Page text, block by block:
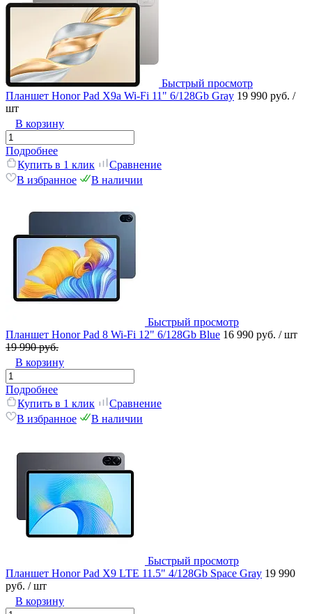
Быстрый просмотр
Планшет Honor Pad X9a Wi-Fi 11" 6/128Gb Gray 19 990 руб. /
шт
В корзину
Подробнее
Купить в 1 клик
Сравнение
В избранное
В наличии
Быстрый просмотр
Планшет Honor Pad 8 Wi-Fi 12" 6/128Gb Blue 16 990 руб. / шт
19 990 руб.
В корзину
Подробнее
Купить в 1 клик
Сравнение
В избранное
В наличии
Быстрый просмотр
Планшет Honor Pad X9 LTE 11.5" 4/128Gb Space Gray 19 990
руб. / шт
В корзину